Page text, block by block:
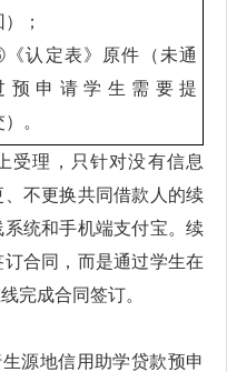
）；
认定表》原件（未通
预申请学生需要提
。
受理，只针对没有信息
、不更换共同借款人的续
统和手机端支付宝。续
合同，而是通过学生在
完成合同签订。
源地信用助学贷款预申